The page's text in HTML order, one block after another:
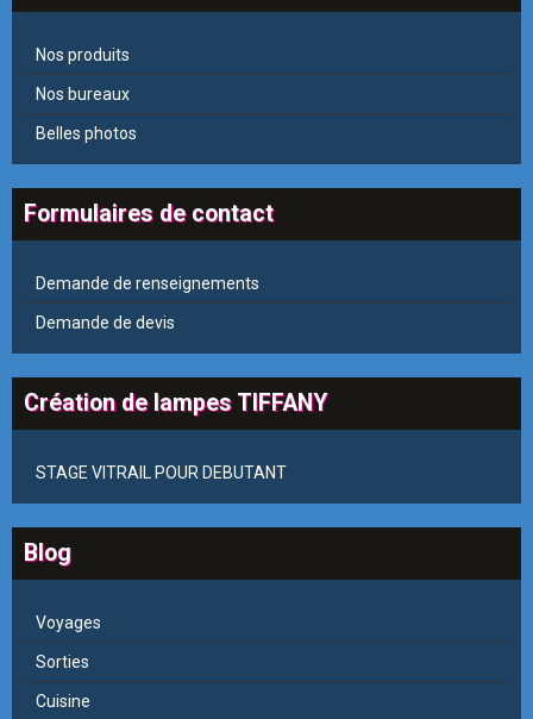
Nos produits
Nos bureaux
Belles photos
Formulaires de contact
Demande de renseignements
Demande de devis
Création de lampes TIFFANY
STAGE VITRAIL POUR DEBUTANT
Blog
Voyages
Sorties
Cuisine